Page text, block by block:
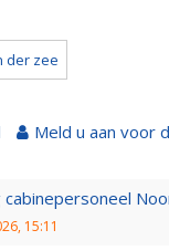
der zee
Meld u aan voor
cabinepersoneel
15:11